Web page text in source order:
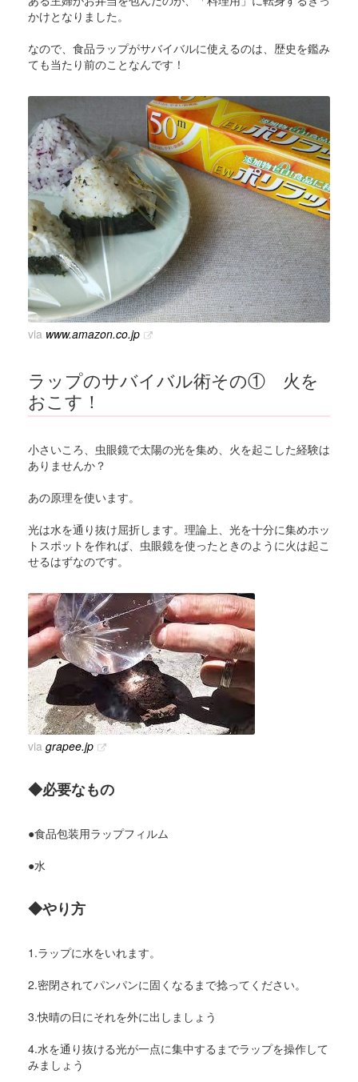
かけとなりました。
なので、食品ラップがサバイバルに使えるのは、歴史を鑑み
ても当たり前のことなんです！
via www.amazon.co.jp
ラップのサバイバル術その① 火を
おこす！
小さいころ、虫眼鏡で太陽の光を集め、火を起こした経験は
ありませんか？
あの原理を使います。
光は水を通り抜け屈折します。理論上、光を十分に集めホッ
トスポットを作れば、虫眼鏡を使ったときのように火は起こ
せるはずなのです。
via grapee.jp
◆必要なもの
●食品包装用ラップフィルム
●水
◆やり方
1.ラップに水をいれます。
2.密閉されてパンパンに固くなるまで捻ってください。
3.快晴の日にそれを外に出しましょう
4.水を通り抜ける光が一点に集中するまでラップを操作して
みましょう